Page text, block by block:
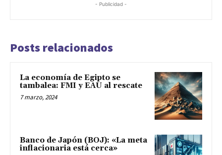
- Publicidad -
Posts relacionados
La economía de Egipto se
tambalea: FMI y EAU al rescate
7 marzo, 2024
Banco de Japón (BOJ): «La meta
inflacionaria está cerca»